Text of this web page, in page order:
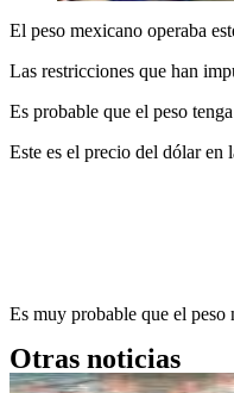
El peso mexicano operaba
Las restricciones que han
Es probable que el peso
Este es el precio del dólar en
Es muy probable que el peso
Otras noticias